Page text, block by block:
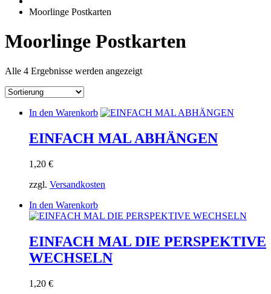
Moorlinge Postkarten
Moorlinge Postkarten
Alle 4 Ergebnisse werden angezeigt
In den Warenkorb
EINFACH MAL ABHÄNGEN
1,20 €
zzgl. Versandkosten
In den Warenkorb
EINFACH MAL DIE PERSPEKTIVE
WECHSELN
1,20 €